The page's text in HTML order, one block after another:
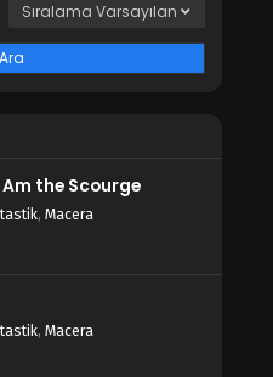
Shenxian 9.Bölüm
Shi Da Shenxian 9.Bölüm -
Shenxian 8.Bölüm
SıralamaVarsayılan
the Scourge
, Macera
, Macera